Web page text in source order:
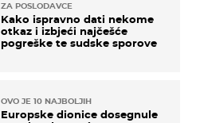
ZA POSLODAVCE
Kako ispravno dati nekome
otkaz i izbjeći najčešće
pogreške te sudske sporove
OVO JE 10 NAJBOLJIH
Europske dionice dosegnule